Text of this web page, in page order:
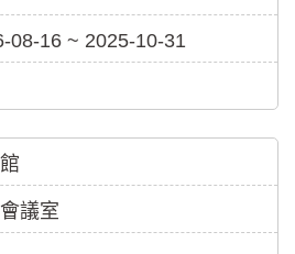
08-16 ~ 2025-10-31
議室